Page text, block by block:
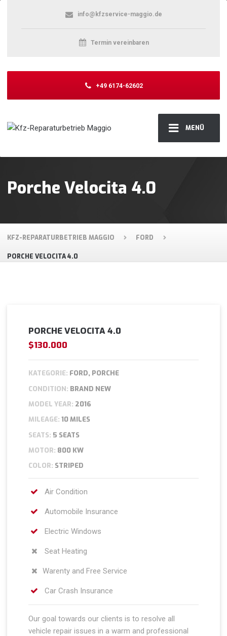
MENÜ
info@kfzservice-maggio.de
Termin vereinbaren
+49 6174-62602
Porche Velocita 4.0
KFZ-REPARATURBETRIEB MAGGIO FORD
PORCHE VELOCITA 4.0
PORCHE VELOCITA 4.0
$130.000
KATEGORIE: FORD, PORCHE
CONDITION: BRAND NEW
MODEL YEAR: 2016
MILEAGE: 10 MILES
SEATS: 5 SEATS
MOTOR: 800 KW
COLOR: STRIPED
Air Condition
Automobile Insurance
Electric Windows
Seat Heating
Warenty and Free Service
Car Crash Insurance
Our goal towards our clients is to resolve all
vehicle repair issues in a warm and professional